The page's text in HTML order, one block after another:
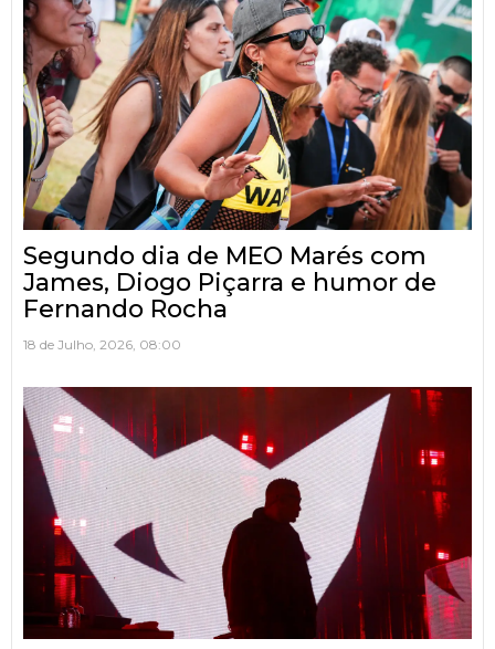
Segundo dia de MEO Marés com
James, Diogo Piçarra e humor de
Fernando Rocha
18 de Julho, 2026, 08:00